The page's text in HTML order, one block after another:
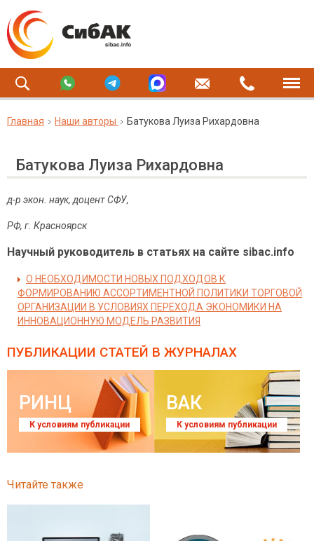
Главная Наши авторы Батукова Луиза Рихардовна
Батукова Луиза Рихардовна
д-р экон. наук, доцент СФУ,
РФ, г. Красноярск
Научный руководитель в статьях на сайте sibac.info
О НЕОБХОДИМОСТИ НОВЫХ ПОДХОДОВ К
ФОРМИРОВАНИЮ АССОРТИМЕНТНОЙ ПОЛИТИКИ ТОРГОВОЙ
ОРГАНИЗАЦИИ В УСЛОВИЯХ ПЕРЕХОДА ЭКОНОМИКИ НА
ИННОВАЦИОННУЮ МОДЕЛЬ РАЗВИТИЯ
ПУБЛИКАЦИИ СТАТЕЙ В ЖУРНАЛАХ
РИНЦ
К условиям публикации
ВАК
К условиям публикации
Читайте также